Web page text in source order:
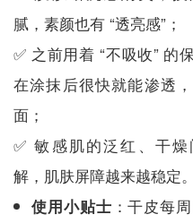
腻，素颜也有 “透亮感”；
✅ 之前用着 “不吸收” 的
在涂抹后很快就能渗透
面；
✅ 敏感肌的泛红、干
解，肌肤屏障越来越稳定。
使用小贴士 ：干皮每